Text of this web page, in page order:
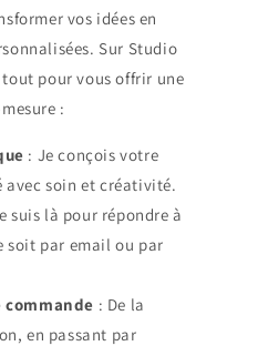
vos idées en
Sur Studio
pour vous offrir une
:
: Je conçois votre
soin et créativité.
suis là pour répondre à
soit par email ou par
: De la
en passant par